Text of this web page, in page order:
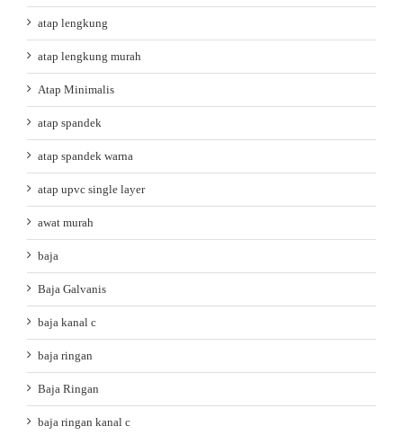
atap lengkung
atap lengkung murah
Atap Minimalis
atap spandek
atap spandek warna
atap upvc single layer
awat murah
baja
Baja Galvanis
baja kanal c
baja ringan
Baja Ringan
baja ringan kanal c